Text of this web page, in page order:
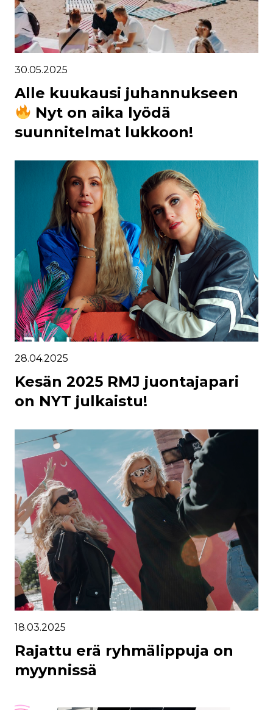
30.05.2025
Alle kuukausi juhannukseen
Nyt on aika lyödä
suunnitelmat lukkoon!
28.04.2025
Kesän 2025 RMJ juontajapari
on NYT julkaistu!
18.03.2025
Rajattu erä ryhmälippuja on
myynnissä